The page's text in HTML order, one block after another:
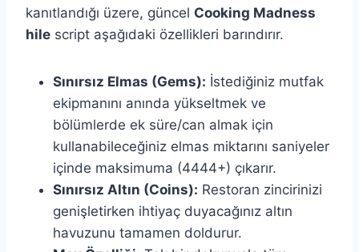
kanıtlandığı üzere, güncel Cooking Madness
hile script aşağıdaki özellikleri barındırır.
Sınırsız Elmas (Gems): İstediğiniz mutfak
ekipmanını anında yükseltmek ve
bölümlerde ek süre/can almak için
kullanabileceğiniz elmas miktarını saniyeler
içinde maksimuma (4444+) çıkarır.
Sınırsız Altın (Coins): Restoran zincirinizi
genişletirken ihtiyaç duyacağınız altın
havuzunu tamamen doldurur.